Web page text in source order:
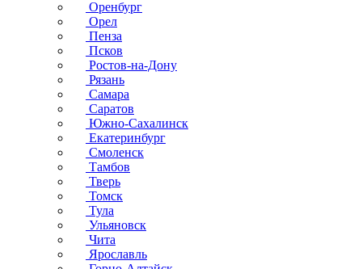
Оренбург
Орел
Пенза
Псков
Ростов-на-Дону
Рязань
Самара
Саратов
Южно-Сахалинск
Екатеринбург
Смоленск
Тамбов
Тверь
Томск
Тула
Ульяновск
Чита
Ярославль